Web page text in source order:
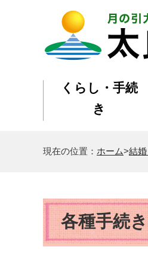
くらし・手続
き
現在の位置： ホーム>結
各種手続